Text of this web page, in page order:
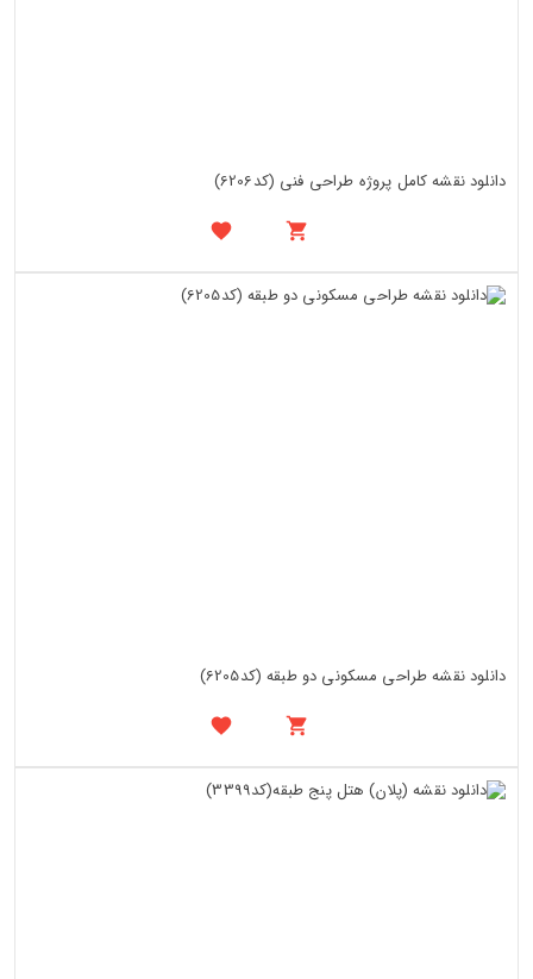
دانلود نقشه کامل پروژه طراحی فنی (کد6206)
دانلود نقشه طراحی مسکونی دو طبقه (کد6205)